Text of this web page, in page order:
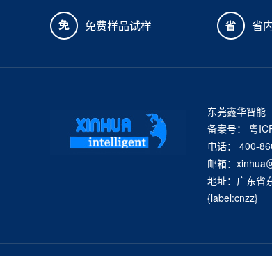
免费样品试样 省
东莞鑫华智能
备案号： 粤
电话： 400-
邮箱：xinhua
地址：广东省
{label:cnzz}